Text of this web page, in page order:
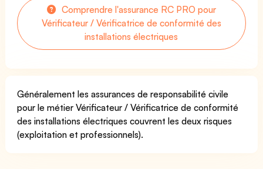
Comprendre l'assurance RC PRO pour
Vérificateur / Vérificatrice de conformité des
installations électriques
Généralement les assurances de responsabilité civile
pour le métier Vérificateur / Vérificatrice de conformité
des installations électriques couvrent les deux risques
(exploitation et professionnels).